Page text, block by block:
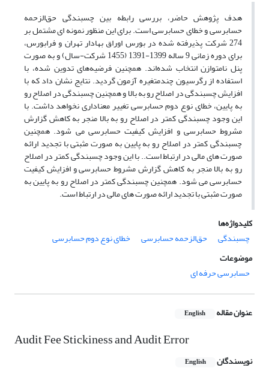
هدف پژوهش حاضر، بررسی رابطه بین چسبندگی حق‌الزحمه
حسابرسی و خطای حسابرسی است. برای این منظور نمونه ای مشتمل بر
274 شرکت پذیرفته شده در بورس اوراق بهادار تهران و فرابورس،
برای دوره زمانی 9 ساله 1399-1391 (1455 شرکت-سال) و به صورت
پنل نامتوازن انتخاب شده‌اند. همچنین فرضیه‌های تدوین شده، با
استفاده از رگرسیون چندمتغیره آزمون گردید. نتایج نشان داد که با
افزایش چسبندگی در اصلاح رو به بالا و همچنین چسبندگی در اصلاح رو
به پایین، خطای نوع دوم حسابرسی تغییر معناداری نخواهد داشت. با
این وجود چسبندگی کمتر در اصلاح رو به بالا منجر به کاهش گزارش
مشروط حسابرسی و افزایش کیفیت حسابرسی می شود. همچنین
چسبندگی کمتر در اصلاح رو به پایین به صورت مثبتی با تجدید ارائه
صورت های مالی در ارتباط است.. با این وجود چسبندگی کمتر در اصلاح
رو به بالا منجر به کاهش گزارش مشروط حسابرسی و افزایش کیفیت
حسابرسی می شود. همچنین چسبندگی کمتر در اصلاح رو به پایین به
صورت مثبتی با تجدید ارائه صورت های مالی در ارتباط است.
کلیدواژه‌ها
چسبندگی
حق‌الزحمه حسابرسی
خطای نوع دوم حسابرسی
موضوعات
حسابرسی حرفه ای
عنوان مقاله English
Audit Fee Stickiness and Audit Error
نویسندگان English